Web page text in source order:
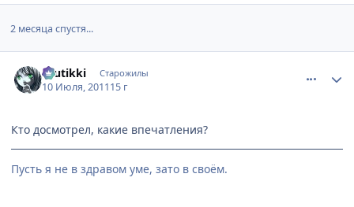
2 месяца спустя...
tuutikki Старожилы
10 Июля, 201115 г
Кто досмотрел, какие впечатления?
Пусть я не в здравом уме, зато в своём.